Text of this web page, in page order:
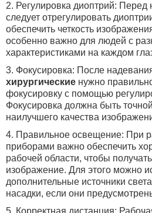
2. Регулировка диоптрий:
следует отрегулировать
обеспечить четкость
особенно важно для людей с
характеристиками на каждом
3. Фокусировка: После
хирургические нужно
фокусировку с помощью
Фокусировка должна быть
наилучшего качества
4. Правильное освещение: При
приборами важно обеспечить
рабочей области, чтобы
изображение. Для этого можно
дополнительные источники
насадки, если они
5. Корректная дистанция: